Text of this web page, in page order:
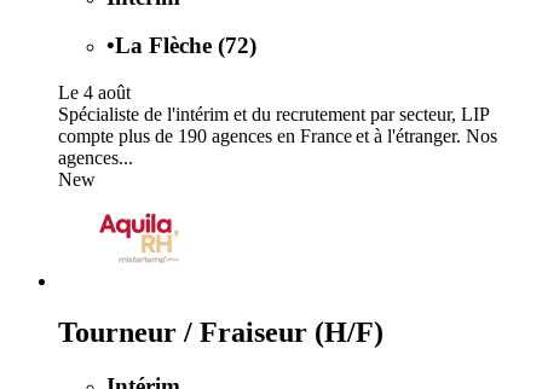
•La Flèche (72)
Le 4 août
Spécialiste de l'intérim et du recrutement par secteur, LIP
compte plus de 190 agences en France et à l'étranger. Nos
agences...
New
Tourneur / Fraiseur (H/F)